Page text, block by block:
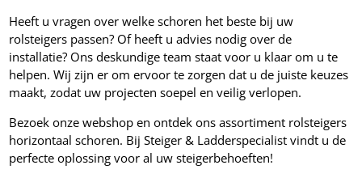
Heeft u vragen over welke schoren het beste bij uw
rolsteigers passen? Of heeft u advies nodig over de
installatie? Ons deskundige team staat voor u klaar om u te
helpen. Wij zijn er om ervoor te zorgen dat u de juiste keuzes
maakt, zodat uw projecten soepel en veilig verlopen.
Bezoek onze webshop en ontdek ons assortiment rolsteigers
horizontaal schoren. Bij Steiger & Ladderspecialist vindt u de
perfecte oplossing voor al uw steigerbehoeften!